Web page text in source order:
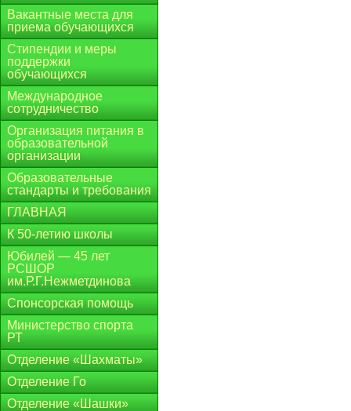
Вакантные места для
приема обучающихся
Стипендии и меры
поддержки
обучающихся
Международное
сотрудничество
Организация питания в
образовательной
организации
Образовательные
стандарты и требования
ГЛАВНАЯ
К 50-летию школы
Юбилей — 45 лет
РСШОР
им.Р.Г.Нежметдинова
Спонсорская помощь
Министерство спорта
РТ
Отделение «Шахматы»
Отделение Го
Отделение «Шашки»